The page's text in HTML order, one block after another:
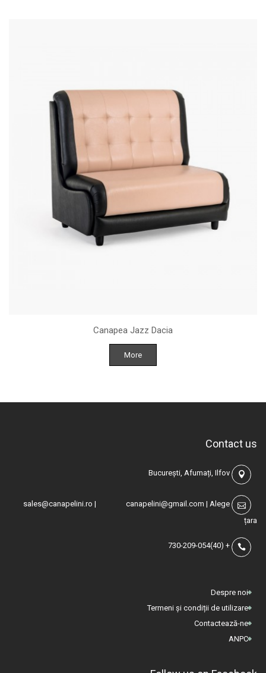
Canapea Jazz Dacia
More
Contact us
sales@canapelini.ro | canapelini@gmail.com | Alege
țara
+
(40)730-209-054
Despre noi
Termeni și condiții de utilizare
Contactează-ne
ANPC